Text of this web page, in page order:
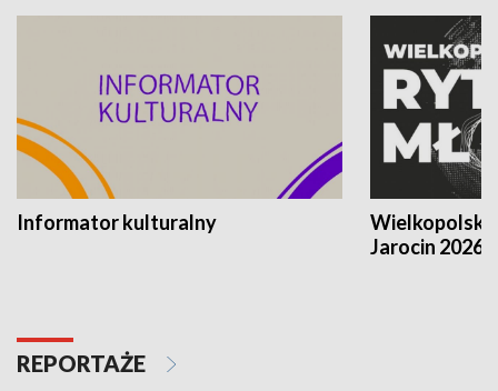
Informator kulturalny
Jarocin 2026
REPORTAŻE